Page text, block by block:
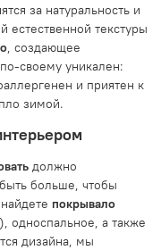
за натуральность и
естественной текстуры
, создающее
своему уникален:
и приятен к
зимой.
должно
больше, чтобы
покрывало
односпальное, а также
дизайна, мы